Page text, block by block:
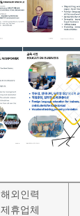
해외인력
제휴업체